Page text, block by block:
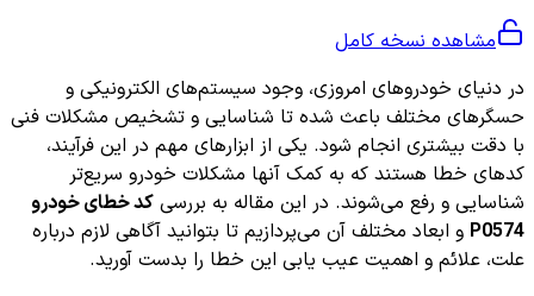
مشاهده نسخه کامل
در دنیای خودروهای امروزی، وجود سیستم‌های الکترونیکی و
حسگرهای مختلف باعث شده تا شناسایی و تشخیص مشکلات فنی
با دقت بیشتری انجام شود. یکی از ابزارهای مهم در این فرآیند،
کدهای خطا هستند که به کمک آنها مشکلات خودرو سریع‌تر
شناسایی و رفع می‌شوند. در این مقاله به بررسی کد خطای خودرو
P0574 و ابعاد مختلف آن می‌پردازیم تا بتوانید آگاهی لازم درباره
علت، علائم و اهمیت عیب یابی این خطا را بدست آورید.